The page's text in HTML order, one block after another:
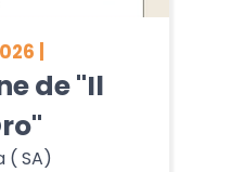
|
de "Il
( SA)